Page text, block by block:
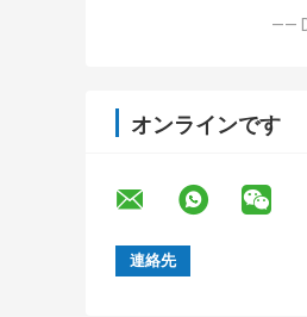
——
オンラインです